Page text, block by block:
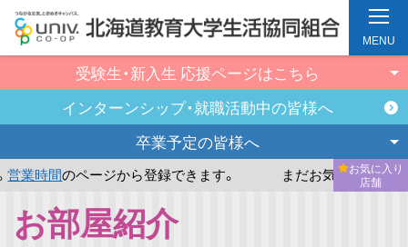
受験生・新入生 応援ページはこちら
インターンシップ・就職活動中の皆様へ
卒業予定の皆様へ
ページから登録できます。 まだお気に入り店舗が登録され
お気に入り
店舗
MENU
お部屋紹介